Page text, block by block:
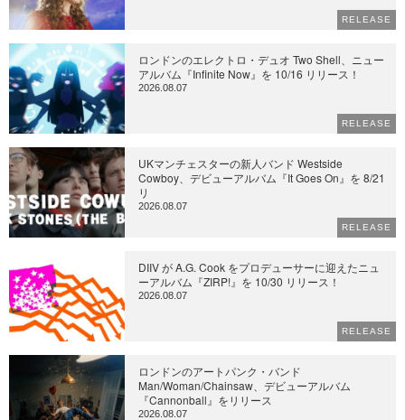
RELEASE
ロンドンのエレクトロ・デュオ Two Shell、ニュー
アルバム『Infinite Now』を 10/16 リリース！
2026.08.07
RELEASE
UKマンチェスターの新人バンド Westside
Cowboy、デビューアルバム『It Goes On』を 8/21
リ
2026.08.07
RELEASE
DIIV が A.G. Cook をプロデューサーに迎えたニュ
ーアルバム『ZIRP!』を 10/30 リリース！
2026.08.07
RELEASE
ロンドンのアートパンク・バンド
Man/Woman/Chainsaw、デビューアルバム
『Cannonball』をリリース
2026.08.07